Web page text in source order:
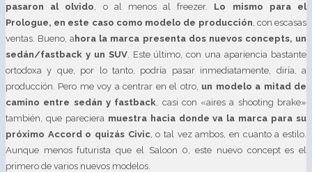
pasaron al olvido , o al menos al freezer. Lo mismo para el
Prologue, en este caso como modelo de producción , con escasas
ventas. Bueno, a hora la marca presenta dos nuevos concepts, un
sedán/fastback y un SUV. Este último, con una apariencia bastante
ortodoxa y que, por lo tanto, podría pasar inmediatamente, diría, a
producción. Pero me voy a centrar en el otro, un modelo a mitad de
camino entre sedán y fastback , casi con «aires a shooting brake»
también, que pareciera muestra hacia donde va la marca para su
próximo Accord o quizás Civic, o tal vez ambos, en cuanto a estilo.
Aunque menos futurista que el Saloon 0, este nuevo concept es el
primero de varios nuevos modelos.